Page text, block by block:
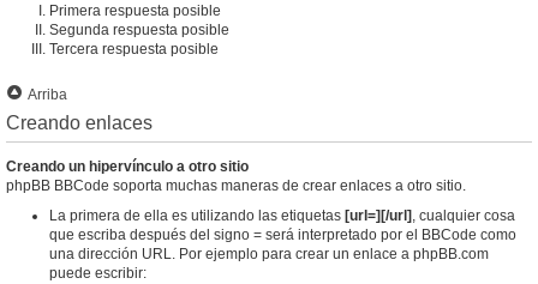
Primera respuesta posible
Segunda respuesta posible
Tercera respuesta posible
Arriba
Creando enlaces
Creando un hipervínculo a otro sitio
phpBB BBCode soporta muchas maneras de crear enlaces a otro sitio.
La primera de ella es utilizando las etiquetas [url=][/url] , cualquier cosa
que escriba después del signo = será interpretado por el BBCode como
una dirección URL. Por ejemplo para crear un enlace a phpBB.com
puede escribir: